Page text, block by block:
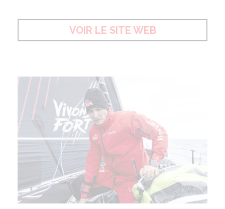
VOIR LE SITE WEB